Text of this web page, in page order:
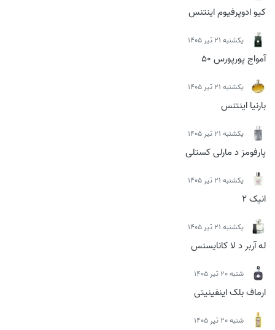
کیو ادوپرفیوم اینتنس
يكشنبه 21 تیر 1405
آمواج پورپورس 50
يكشنبه 21 تیر 1405
بارنیا اینتنس
يكشنبه 21 تیر 1405
پارفومز د مارلی کستلی
يكشنبه 21 تیر 1405
انیک 2
يكشنبه 21 تیر 1405
له آربر د لا کانایسنس
شنبه 20 تیر 1405
ارماف بلک اینفینیتی
شنبه 20 تیر 1405